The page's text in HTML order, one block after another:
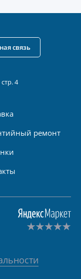
4
ремонт
связь